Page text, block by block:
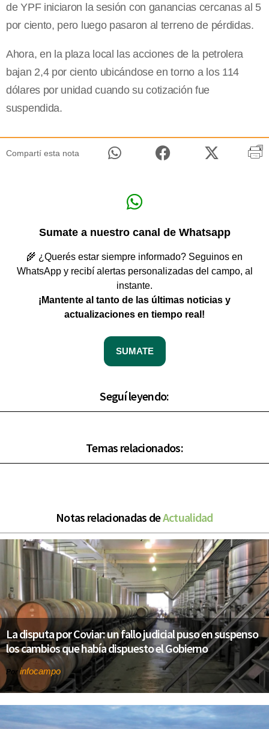
de YPF iniciaron la sesión con ganancias cercanas al 5
por ciento, pero luego pasaron al terreno de pérdidas.
Ahora, en la plaza local las acciones de la petrolera
bajan 2,4 por ciento ubicándose en torno a los 114
dólares por unidad cuando su cotización fue
suspendida.
Compartí esta nota
Sumate a nuestro canal de Whatsapp
🌾 ¿Querés estar siempre informado? Seguinos en
WhatsApp y recibí alertas personalizadas del campo, al
instante.
¡Mantente al tanto de las últimas noticias y
actualizaciones en tiempo real!
SUMATE
Seguí leyendo:
Temas relacionados:
Notas relacionadas deActualidad
La disputa por Coviar: un fallo judicial puso en suspenso
los cambios que había dispuesto el Gobierno
Por infocampo